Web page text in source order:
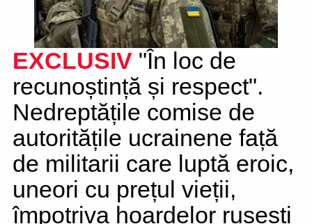
EXCLUSIV "În loc de
recunoștință și respect".
Nedreptățile comise de
autoritățile ucrainene față
de militarii care luptă eroic,
uneori cu prețul vieții,
împotriva hoardelor rusești